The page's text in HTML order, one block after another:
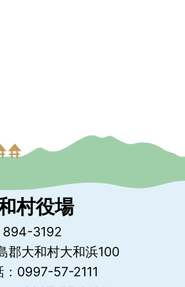
村役場
894-3192
郡大和村大和浜100
：0997-57-2111